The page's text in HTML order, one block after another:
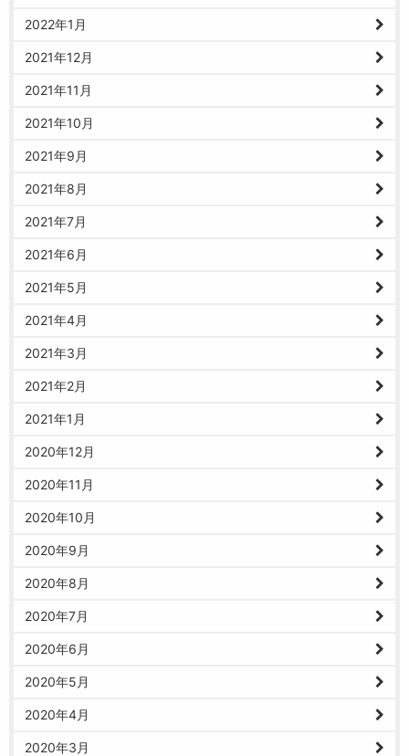
2022年1月
2021年12月
2021年11月
2021年10月
2021年9月
2021年8月
2021年7月
2021年6月
2021年5月
2021年4月
2021年3月
2021年2月
2021年1月
2020年12月
2020年11月
2020年10月
2020年9月
2020年8月
2020年7月
2020年6月
2020年5月
2020年4月
2020年3月